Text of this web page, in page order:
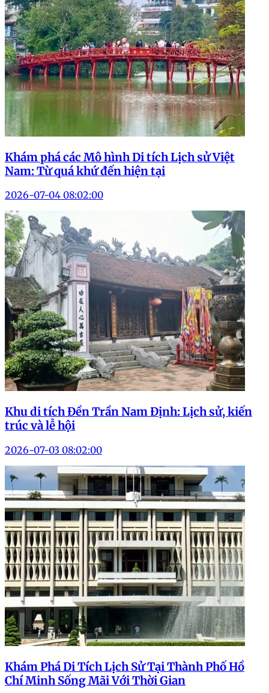
Khám phá các Mô hình Di tích Lịch sử Việt
Nam: Từ quá khứ đến hiện tại
2026-07-04 08:02:00
Khu di tích Đền Trần Nam Định: Lịch sử, kiến
trúc và lễ hội
2026-07-03 08:02:00
Khám Phá Di Tích Lịch Sử Tại Thành Phố Hồ
Chí Minh Sống Mãi Với Thời Gian